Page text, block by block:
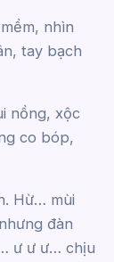
nhìn
tay bạch
nồng, xộc
co bóp,
Hừ… mùi
đàn
ư ư ư… chịu